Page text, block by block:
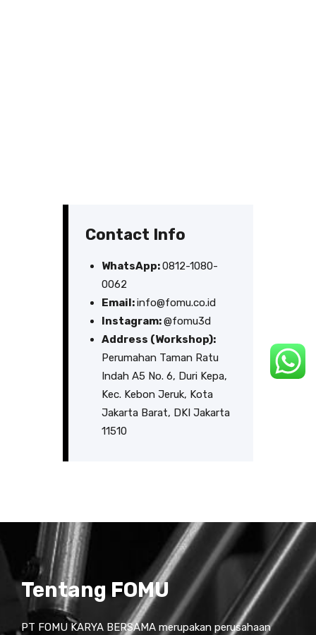
Contact Info
WhatsApp:0812-1080-
0062
Email:info@fomu.co.id
Instagram:@fomu3d
Address (Workshop):
Perumahan Taman Ratu
Indah A5 No. 6, Duri Kepa,
Kec. Kebon Jeruk, Kota
Jakarta Barat, DKI Jakarta
11510
Tentang FOMU
PT FOMU KARYA BERSAMA merupakan perusahaan